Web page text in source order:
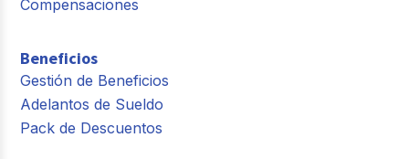
Compensaciones
Beneficios
Gestión de Beneficios
Adelantos de Sueldo
Pack de Descuentos